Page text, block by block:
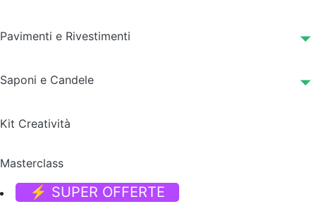
Pavimenti e Rivestimenti
Saponi e Candele
Kit Creatività
Masterclass
⚡ SUPER OFFERTE